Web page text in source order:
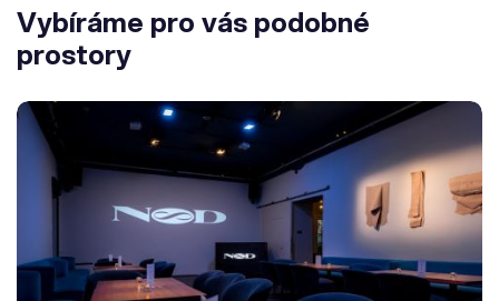
Vybíráme pro vás podobné
prostory